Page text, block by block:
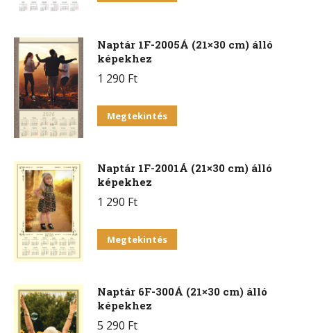
Naptár 1F-2005Á (21×30 cm) álló
képekhez
1 290 Ft
Megtekintés
Naptár 1F-2001Á (21×30 cm) álló
képekhez
1 290 Ft
Megtekintés
Naptár 6F-300Á (21×30 cm) álló
képekhez
5 290 Ft